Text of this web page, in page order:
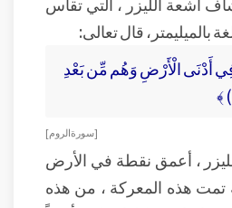
بالميليمتر، قال تعالى:
الرُّومُ (2) فِي أَدْنَى الْأَرْضِ وَهُم مِّن بَعْدِ
[ سورة الروم ]
، أعمق نقطة في الأرض
هذه المعركة ، من هذه